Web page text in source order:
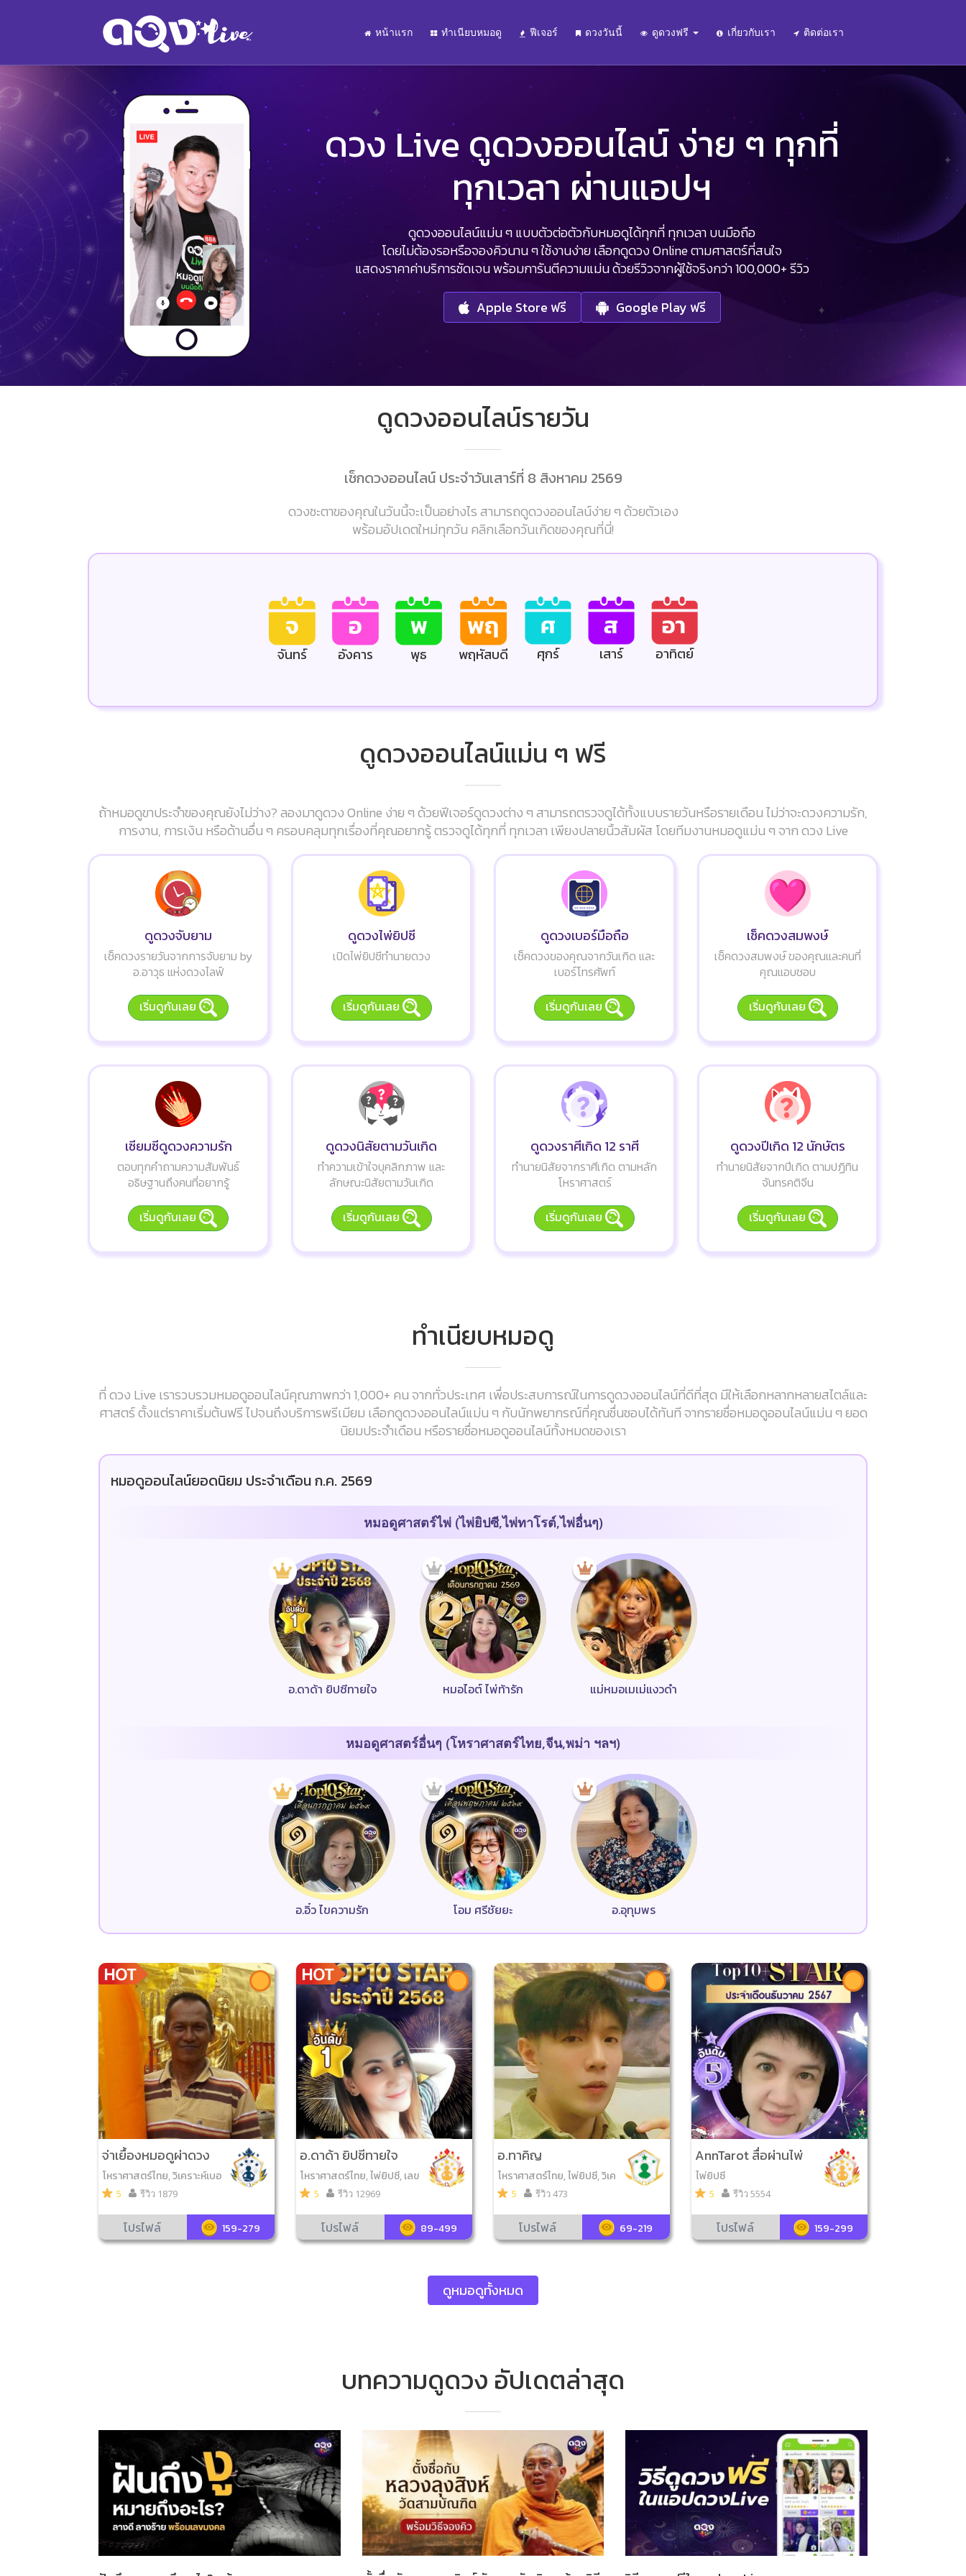
หน้าแรก ทำเนียบหมอดู ฟีเจอร์ ดวงวันนี้ ดูดวงฟรี เกี่ยวกับเรา ติดต่อเรา
ดวง Live ดูดวงออนไลน์ ง่าย ๆ ทุกที่
ทุกเวลา ผ่านแอปฯ
ดูดวงออนไลน์แม่น ๆ แบบตัวต่อตัวกับหมอดูได้ทุกที่ ทุกเวลา บนมือถือ
โดยไม่ต้องรอหรือจองคิวนาน ๆ ใช้งานง่าย เลือกดูดวง Online ตามศาสตร์ที่สนใจ
แสดงราคาค่าบริการชัดเจน พร้อมการันตีความแม่น ด้วยรีวิวจากผู้ใช้จริงกว่า 100,000+ รีวิว
Apple Store ฟรี
Google Play ฟรี
ดูดวงออนไลน์รายวัน
เช็กดวงออนไลน์ ประจำวันเสาร์ที่ 8 สิงหาคม 2569
ดวงชะตาของคุณในวันนี้จะเป็นอย่างไร สามารถดูดวงออนไลน์ง่าย ๆ ด้วยตัวเอง
พร้อมอัปเดตใหม่ทุกวัน คลิกเลือกวันเกิดของคุณที่นี่!
จันทร์ อังคาร พุธ พฤหัสบดี ศุกร์ เสาร์ อาทิตย์
ดูดวงออนไลน์แม่น ๆ ฟรี
ถ้าหมอดูขาประจำของคุณยังไม่ว่าง? ลองมาดูดวง Online ง่าย ๆ ด้วยฟีเจอร์ดูดวงต่าง ๆ สามารถตรวจดูได้ทั้งแบบรายวันหรือรายเดือน ไม่ว่าจะดวงความรัก,
การงาน, การเงิน หรือด้านอื่น ๆ ครอบคลุมทุกเรื่องที่คุณอยากรู้ ตรวจดูได้ทุกที่ ทุกเวลา เพียงปลายนิ้วสัมผัส โดยทีมงานหมอดูแม่น ๆ จาก ดวง Live
ดูดวงจับยาม
เช็คดวงรายวันจากการจับยาม by
อ.อาวุธ แห่งดวงไลฟ์
เริ่มดูกันเลย
ดูดวงไพ่ยิปซี
เปิดไพ่ยิปซีทำนายดวง
เริ่มดูกันเลย
ดูดวงเบอร์มือถือ
เช็คดวงของคุณจากวันเกิด และ
เบอร์โทรศัพท์
เริ่มดูกันเลย
เช็คดวงสมพงษ์
เช็คดวงสมพงษ์ ของคุณและคนที่
คุณแอบชอบ
เริ่มดูกันเลย
เซียมซีดูดวงความรัก
ตอบทุกคำถามความสัมพันธ์
อธิษฐานถึงคนที่อยากรู้
เริ่มดูกันเลย
ดูดวงนิสัยตามวันเกิด
ทำความเข้าใจบุคลิกภาพ และ
ลักษณะนิสัยตามวันเกิด
เริ่มดูกันเลย
ดูดวงราศีเกิด 12 ราศี
ทำนายนิสัยจากราศีเกิด ตามหลัก
โหราศาสตร์
เริ่มดูกันเลย
ดูดวงปีเกิด 12 นักษัตร
ทำนายนิสัยจากปีเกิด ตามปฏิทิน
จันทรคติจีน
เริ่มดูกันเลย
ทำเนียบหมอดู
ที่ ดวง Live เรารวบรวมหมอดูออนไลน์คุณภาพกว่า 1,000+ คน จากทั่วประเทศ เพื่อประสบการณ์ในการดูดวงออนไลน์ที่ดีที่สุด มีให้เลือกหลากหลายสไตล์และ
ศาสตร์ ตั้งแต่ราคาเริ่มต้นฟรี ไปจนถึงบริการพรีเมียม เลือกดูดวงออนไลน์แม่น ๆ กับนักพยากรณ์ที่คุณชื่นชอบได้ทันที จากรายชื่อหมอดูออนไลน์แม่น ๆ ยอด
นิยมประจำเดือน หรือรายชื่อหมอดูออนไลน์ทั้งหมดของเรา
หมอดูออนไลน์ยอดนิยม ประจำเดือน ก.ค. 2569
หมอดูศาสตร์ไพ่ (ไพ่ยิปซี,ไพ่ทาโรต์,ไพ่อื่นๆ)
อ.ดาด้า ยิปซีทายใจ หมอไอต์ ไพ่ท้ารัก แม่หมอเมเม่แงวดำ
หมอดูศาสตร์อื่นๆ (โหราศาสตร์ไทย,จีน,พม่า ฯลฯ)
อ.อิ๋ว ไขความรัก โอม ศรีชัยยะ อ.อุทุมพร
จ่าเยื้องหมอดูผ่าดวง
โหราศาสตร์ไทย, วิเคราะห์เบอ
ร์มือถือ, ดูเลขมงคล
5 รีวิว 1879
โปรไฟล์ 159-279
อ.ดาด้า ยิปซีทายใจ
โหราศาสตร์ไทย, ไพ่ยิปซี, เลข
7ตัว9ฐาน, วิเคราะห์เบอร์มือถื
คดีมีสุข, เลข7ตัว4ฐาน, ดูฤกษ์
มงคล, ดูเลขมงคล, ไพ่วจนะ​สุ
5 รีวิว 12969
โปรไฟล์ 89-499
อ.ทาคิญ
โหราศาสตร์ไทย, ไพ่ยิปซี, วิเค
ราะห์เบอร์มือถือ, เลข7ตัว4ฐา
5 รีวิว 473
โปรไฟล์ 69-219
AnnTarot สื่อผ่านไพ่
ไพ่ยิปซี
5 รีวิว 5554
โปรไฟล์ 159-299
ดูหมอดูทั้งหมด
บทความดูดวง อัปเดตล่าสุด